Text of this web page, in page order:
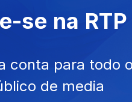
Lisboa.
da 3;
se na RTP
conta para todo o
de media